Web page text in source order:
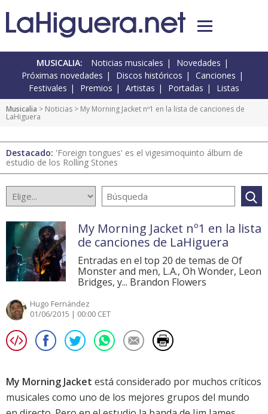
MUSICALIA: Noticias musicales
Novedades
Próximas novedades
Discos históricos
Canciones
Festivales
Premios Artistas Portadas Listas
Musicalia > Noticias > My Morning Jacket nº1 en la lista de canciones de
LaHiguera
Destacado: 'Foreign tongues' es el vigesimoquinto álbum de
estudio de los Rolling Stones
My Morning Jacket nº1 en la lista
de canciones de LaHiguera
Entradas en el top 20 de temas de Of
Monster and men, L.A., Oh Wonder, Leon
Bridges, y... Brandon Flowers
Hugo Fernández
01/06/2015 | 00:00 CET
My Morning Jacket está considerado por muchos críticos
musicales como uno de los mejores grupos del mundo